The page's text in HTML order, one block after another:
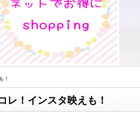
！
レ！インスタ映えも！